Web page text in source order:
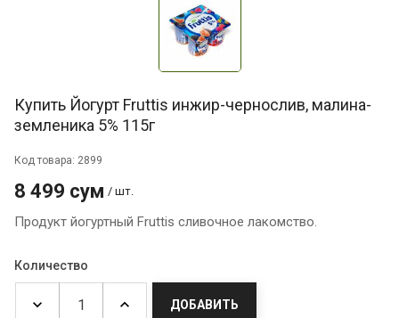
Купить Йогурт Fruttis инжир-чернослив, малина-
земленика 5% 115г
Код товара: 2899
8 499 сум / шт.
Продукт йогуртный Fruttis сливочное лакомство.
Количество
ДОБАВИТЬ